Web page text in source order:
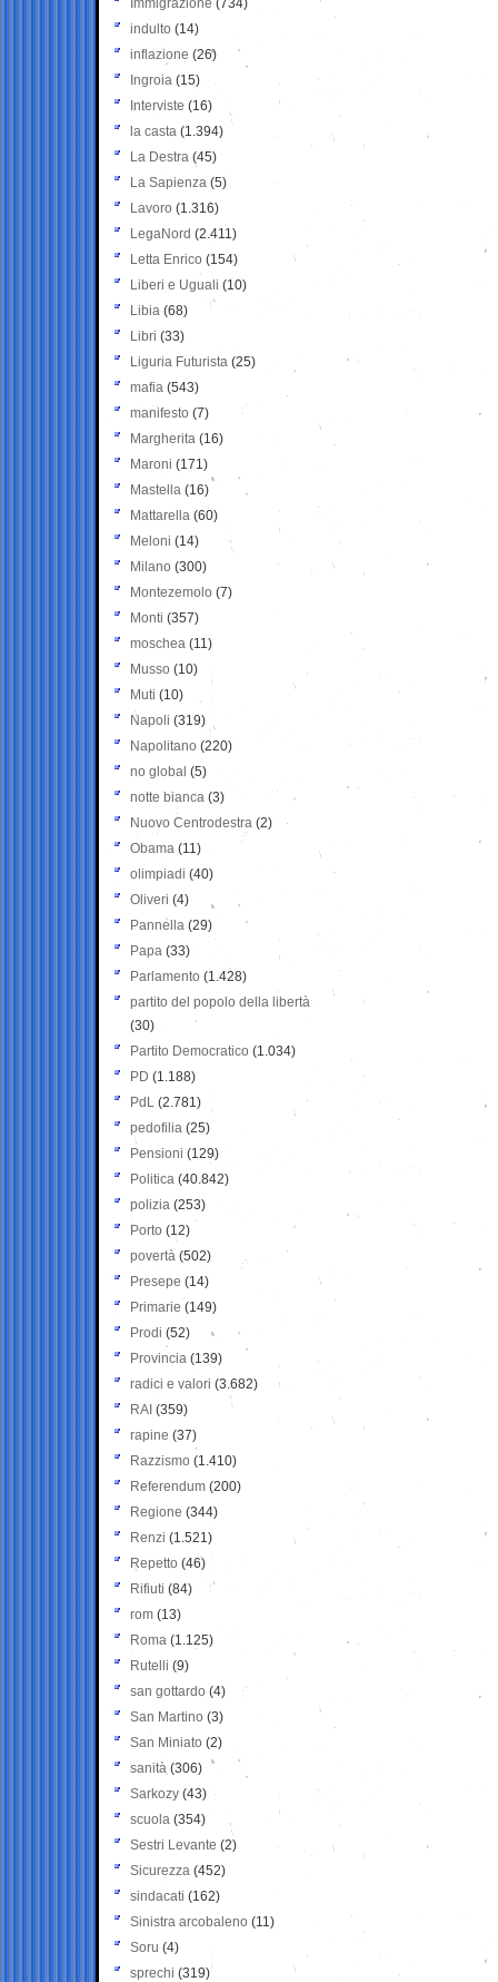
Immigrazione (734)
indulto (14)
inflazione (26)
Ingroia (15)
Interviste (16)
la casta (1.394)
La Destra (45)
La Sapienza (5)
Lavoro (1.316)
LegaNord (2.411)
Letta Enrico (154)
Liberi e Uguali (10)
Libia (68)
Libri (33)
Liguria Futurista (25)
mafia (543)
manifesto (7)
Margherita (16)
Maroni (171)
Mastella (16)
Mattarella (60)
Meloni (14)
Milano (300)
Montezemolo (7)
Monti (357)
moschea (11)
Musso (10)
Muti (10)
Napoli (319)
Napolitano (220)
no global (5)
notte bianca (3)
Nuovo Centrodestra (2)
Obama (11)
olimpiadi (40)
Oliveri (4)
Pannella (29)
Papa (33)
Parlamento (1.428)
partito del popolo della libertà
(30)
Partito Democratico (1.034)
PD (1.188)
PdL (2.781)
pedofilia (25)
Pensioni (129)
Politica (40.842)
polizia (253)
Porto (12)
povertà (502)
Presepe (14)
Primarie (149)
Prodi (52)
Provincia (139)
radici e valori (3.682)
RAI (359)
rapine (37)
Razzismo (1.410)
Referendum (200)
Regione (344)
Renzi (1.521)
Repetto (46)
Rifiuti (84)
rom (13)
Roma (1.125)
Rutelli (9)
san gottardo (4)
San Martino (3)
San Miniato (2)
sanità (306)
Sarkozy (43)
scuola (354)
Sestri Levante (2)
Sicurezza (452)
sindacati (162)
Sinistra arcobaleno (11)
Soru (4)
sprechi (319)